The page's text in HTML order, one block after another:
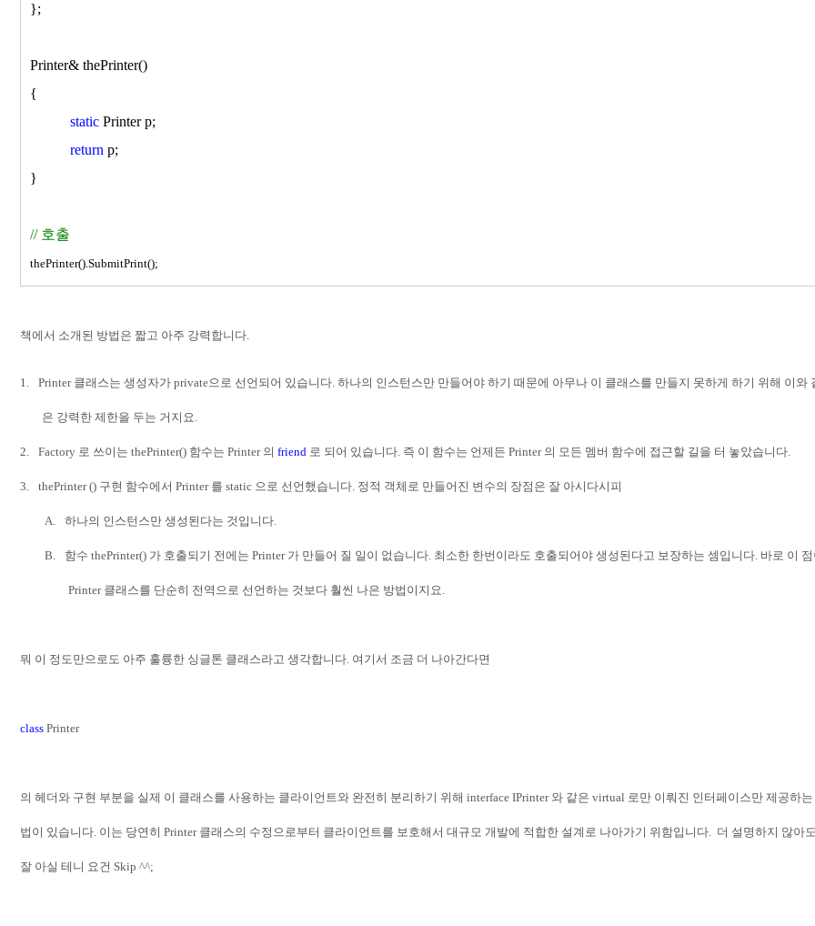
};
Printer& thePrinter()
{
static Printer p;
return p;
}
// 호출
thePrinter().SubmitPrint();
책에서 소개된 방법은 짧고 아주 강력합니다.
1. Printer 클래스는 생성자가 private으로 선언되어 있습니다. 하나의 인스턴스만 만들어야 하기 때문에 아무나 이 클래스를 만들지 못하게 하기 위해 이와
은 강력한 제한을 두는 거지요.
2. Factory 로 쓰이는 thePrinter() 함수는 Printer 의 friend 로 되어 있습니다. 즉 이 함수는 언제든 Printer 의 모든 멤버 함수에 접근할 길을 터 놓았습니다.
3. thePrinter () 구현 함수에서 Printer 를 static 으로 선언했습니다. 정적 객체로 만들어진 변수의 장점은 잘 아시다시피
A. 하나의 인스턴스만 생성된다는 것입니다.
B. 함수 thePrinter() 가 호출되기 전에는 Printer 가 만들어 질 일이 없습니다. 최소한 한번이라도 호출되어야 생성된다고 보장하는 셈입니다. 바로 이
Printer 클래스를 단순히 전역으로 선언하는 것보다 훨씬 나은 방법이지요.
뭐 이 정도만으로도 아주 훌륭한 싱글톤 클래스라고 생각합니다. 여기서 조금 더 나아간다면
class Printer
의 헤더와 구현 부분을 실제 이 클래스를 사용하는 클라이언트와 완전히 분리하기 위해 interface IPrinter 와 같은 virtual 로만 이뤄진 인터페이스만 제공하
법이 있습니다. 이는 당연히 Printer 클래스의 수정으로부터 클라이언트를 보호해서 대규모 개발에 적합한 설계로 나아가기 위함입니다. 더 설명하지 않아
잘 아실 테니 요건 Skip ^^;